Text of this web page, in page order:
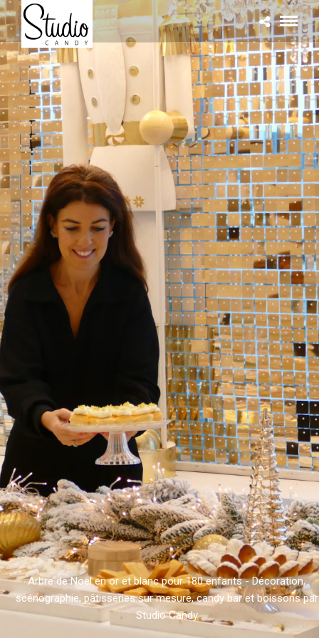
Arbre de Noël en or et blanc pour 180 enfants - Décoration,
scénographie, pâtisseries sur mesure, candy bar et boissons par
Studio Candy